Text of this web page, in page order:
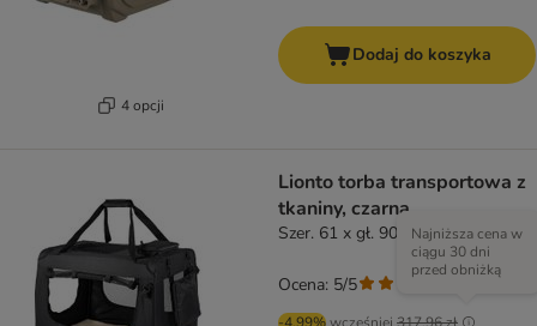
4 opcji
Dodaj do koszyka
Lionto torba transportowa z
tkaniny, czarna
Szer. 61 x gł. 90 x wys. 65 cm
Najniższa cena w
ciągu 30 dni
przed obniżką
Ocena: 5/5